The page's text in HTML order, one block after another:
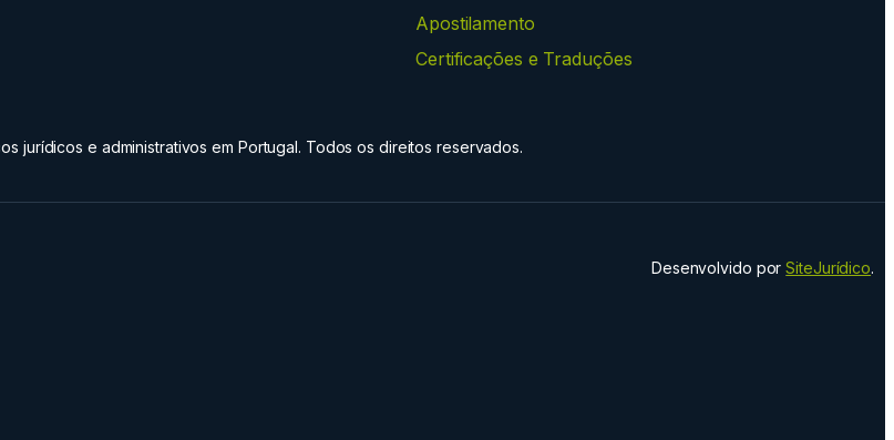
Apostilamento
Certificações e Traduções
jurídicos e administrativos em Portugal. Todos os direitos reservados.
Desenvolvido porSiteJurídico.